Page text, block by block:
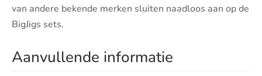
van andere bekende merken sluiten naadloos aan op de
BigJigs sets.
Aanvullende informatie